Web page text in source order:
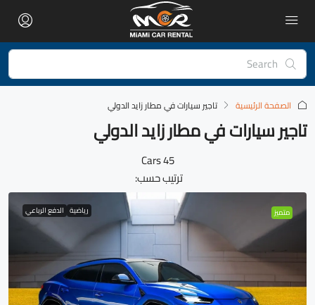
الصفحة الرئيسية تاجير سيارات في مطار زايد الدولي
تاجير سيارات في مطار زايد الدولي
45 Cars
ترتيب حسب:
متميز رياضية الدفع الرباعي